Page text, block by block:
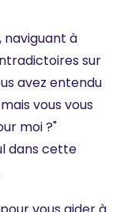
naviguant à
sur
avez entendu
vous vous
moi ?"
dans cette